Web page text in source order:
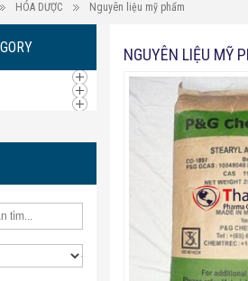
HÓA DƯỢC Nguyên liệu mỹ phẩm
NGUYÊN LIỆU MỸ